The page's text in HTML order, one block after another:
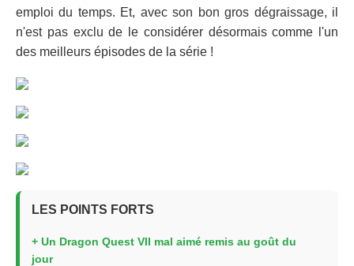
emploi du temps. Et, avec son bon gros dégraissage, il
n'est pas exclu de le considérer désormais comme l'un
des meilleurs épisodes de la série !
LES POINTS FORTS
+ Un Dragon Quest VII mal aimé remis au goût du
jour